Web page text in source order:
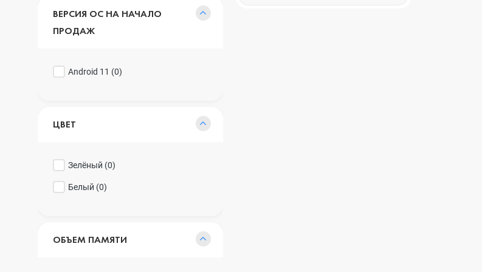
ВЕРСИЯ ОС НА НАЧАЛО
ПРОДАЖ
Android 11 (0)
ЦВЕТ
Зелёный (0)
Белый (0)
ОБЪЕМ ПАМЯТИ